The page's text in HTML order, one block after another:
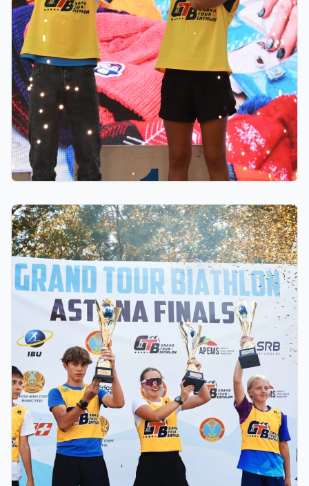
10 миллионов тенге областям, премии от
Ербола Хамитова и хрустальные кубки: как
прошел финал GRAND TOUR BIATHLON в
Астане